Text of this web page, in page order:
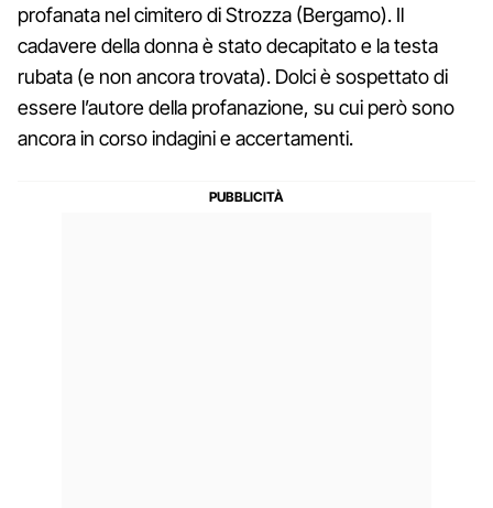
profanata nel cimitero di Strozza (Bergamo). Il
cadavere della donna è stato decapitato e la testa
rubata (e non ancora trovata). Dolci è sospettato di
essere l’autore della profanazione, su cui però sono
ancora in corso indagini e accertamenti.